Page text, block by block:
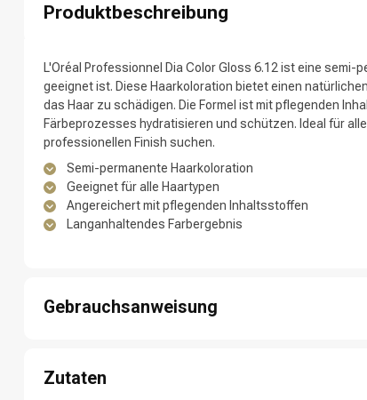
Nach
Produktbeschreibung
L'Oréal Professionnel Dia Color Gloss 6.12 ist eine
geeignet ist. Diese Haarkoloration bietet einen
das Haar zu schädigen. Die Formel ist mit pflegenden
Färbeprozesses hydratisieren und schützen. Ideal für
professionellen Finish suchen.
Semi-permanente Haarkoloration
Geeignet für alle Haartypen
Angereichert mit pflegenden Inhaltsstoffen
Langanhaltendes Farbergebnis
Gebrauchsanweisung
2: Tragen Sie die Mischung auf trockenes,
3: Lassen Sie die Mischung 20 Minuten einwirken.
Zutaten